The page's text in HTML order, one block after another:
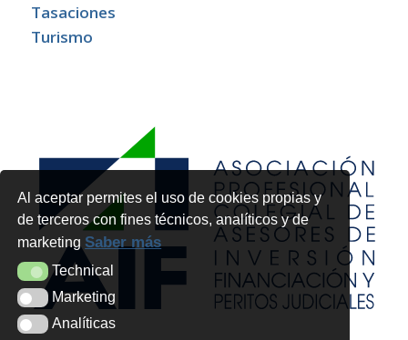
Al aceptar permites el uso de cookies propias y
de terceros con fines técnicos, analíticos y de
marketingSaber más
TechnicalTechnical
MarketingMarketing
AnalíticasAnalíticas
Tasaciones
Turismo